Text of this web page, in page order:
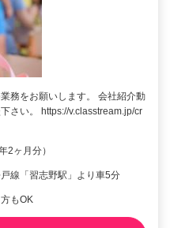
務をお願いします。 会社紹介動
さい。 https://v.classtream.jp/cr
2ヶ月分）
線「習志野駅」より車5分
もOK